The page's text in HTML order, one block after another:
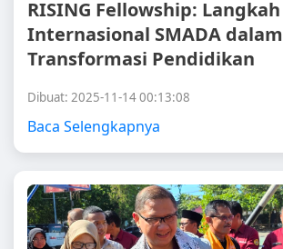
RISING Fellowship: Langkah
Internasional SMADA dalam
Transformasi Pendidikan
Dibuat: 2025-11-14 00:13:08
Baca Selengkapnya